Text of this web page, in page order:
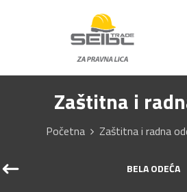
Zaštitna i
Početna Zaštitna i radna
BELA ODEĆA